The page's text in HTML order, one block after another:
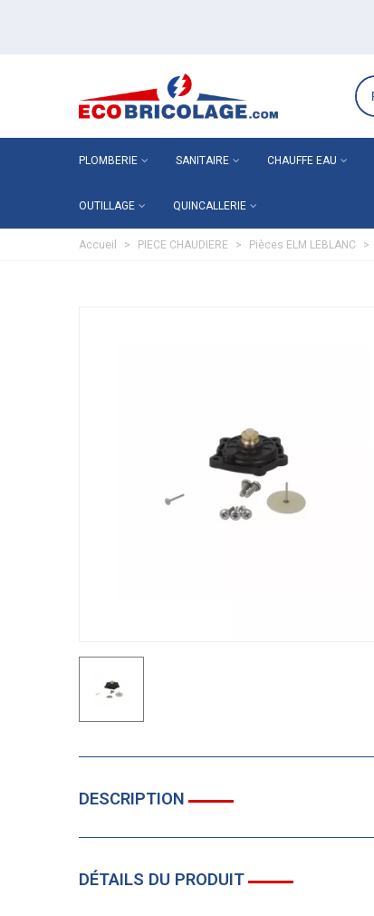
PLOMBERIE SANITAIRE CHAUFFE EAU
OUTILLAGE QUINCALLERIE
Accueil > PIECE CHAUDIERE > Pièces ELM LEBLANC >
DESCRIPTION
DÉTAILS DU PRODUIT